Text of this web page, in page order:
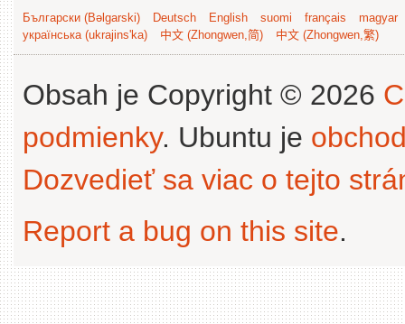
Български (Bəlgarski) Deutsch English suomi français
magyar
українська (ukrajins'ka)
中文 (Zhongwen,简) 中文 (Zhongwen,繁)
Obsah je Copyright © 2026
podmienky. Ubuntu je
Dozvedieť sa viac o tejto
Report a bug on this site.